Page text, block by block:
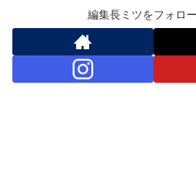
編集長ミツをフォロ